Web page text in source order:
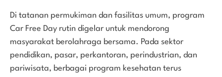
Di tatanan permukiman dan fasilitas umum, program
Car Free Day rutin digelar untuk mendorong
masyarakat berolahraga bersama. Pada sektor
pendidikan, pasar, perkantoran, perindustrian, dan
pariwisata, berbagai program kesehatan terus